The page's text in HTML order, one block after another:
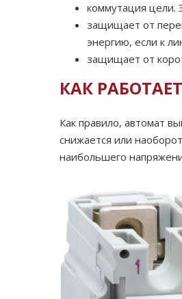
коммутация цели.
защищает от
энергию, если к
защищает от
КАК
Как правило, автомат
снижается или
наибольшего